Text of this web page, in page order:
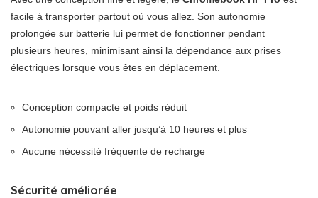
facile à transporter partout où vous allez. Son autonomie
prolongée sur batterie lui permet de fonctionner pendant
plusieurs heures, minimisant ainsi la dépendance aux prises
électriques lorsque vous êtes en déplacement.
Conception compacte et poids réduit
Autonomie pouvant aller jusqu’à 10 heures et plus
Aucune nécessité fréquente de recharge
Sécurité améliorée